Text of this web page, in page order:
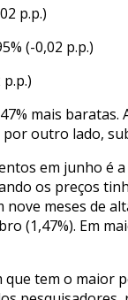
p.p.)
(-0,02 p.p.)
mais baratas.
por outro lado,
em junho é
os preços
nove meses de
(1,47%). Em
tem o maior